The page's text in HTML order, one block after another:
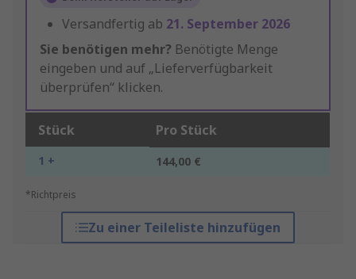
Versandfertig ab 21. September 2026
Sie benötigen mehr? Benötigte Menge
eingeben und auf „Lieferverfügbarkeit
überprüfen“ klicken.
Stück Pro Stück
1 + 144,00 €
*Richtpreis
Zu einer Teileliste hinzufügen